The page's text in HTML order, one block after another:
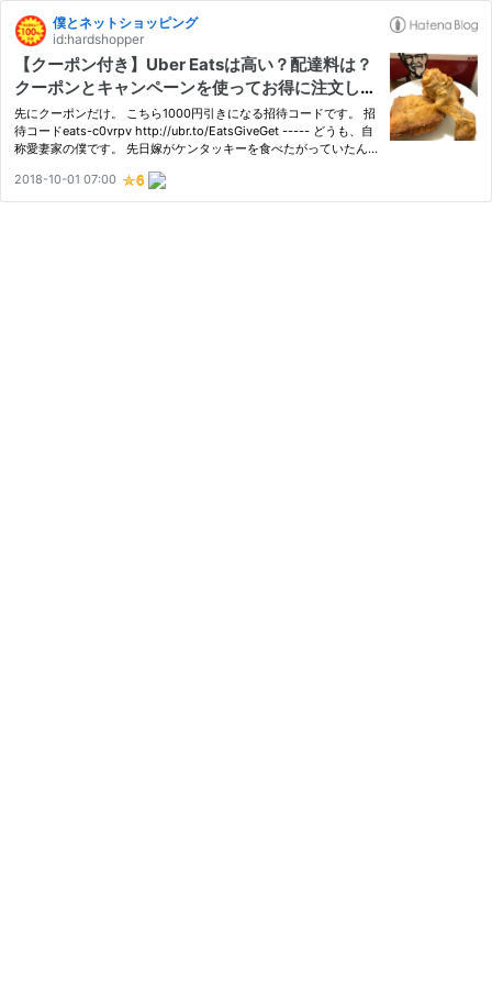
僕とネットショッピング
id:hardshopper
【クーポン付き】Uber Eatsは高い？配達料は？
クーポンとキャンペーンを使ってお得に注文して
みた話
先にクーポンだけ。 こちら1000円引きになる招待コードです。 招
待コードeats-c0vrpv http://ubr.to/EatsGiveGet ----- どうも、自
称愛妻家の僕です。 先日嫁がケンタッキーを食べたがっていたん
帰れません。 なんとか家に送ることができないかとケンタッキー…
2018-10-01 07:00